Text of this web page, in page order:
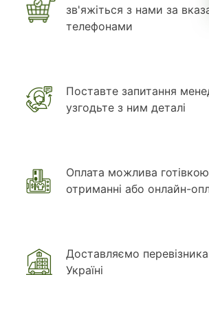
зв'яжіться з нами за
телефонами
Поставте запитання
узгодьте з ним деталі
Оплата можлива
отриманні або онлайн-
Доставляємо
Україні